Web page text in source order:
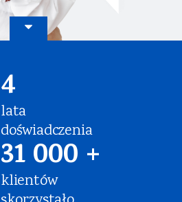
4
lata
doświadczenia
31 000 +
klientów